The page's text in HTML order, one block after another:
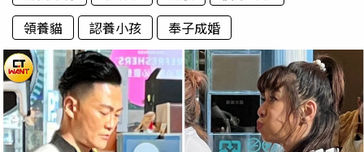
領養貓
認養小孩 奉子成婚